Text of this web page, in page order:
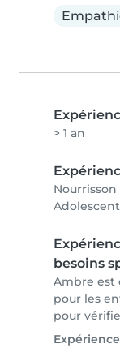
> 1 an
Nourrisson
Adolescent
besoins
Ambre est
pour les
pour